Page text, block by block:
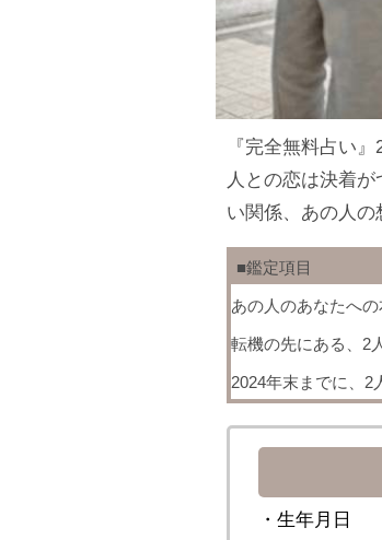
『完全無料占い
人との恋は決着
い関係、あの人の
■鑑定項目
あの人のあなたへ
転機の先にある、2
2024年末までに、2
・生年月日